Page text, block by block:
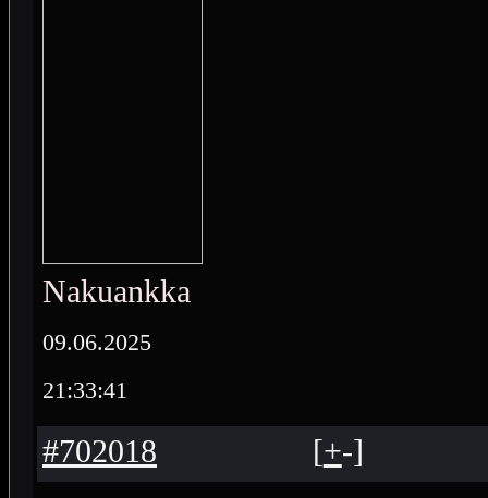
Nakuankka
09.06.2025
21:33:41
#702018 [+-]